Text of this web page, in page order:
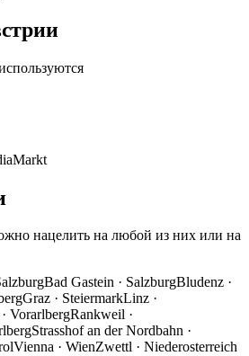
нацелить на любой из них или на
Bad Gastein · SalzburgBludenz ·
Graz · SteiermarkLinz ·
· VorarlbergRankweil ·
Strasshof an der Nordbahn ·
Vienna · WienZwettl · Niederosterreich